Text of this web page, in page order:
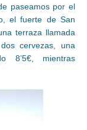
paseamos por el
el fuerte de San
terraza llamada
cervezas, una
8’5€, mientras